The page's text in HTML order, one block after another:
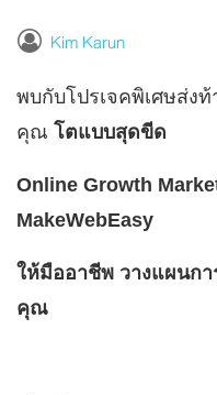
Kim Karun
พบกับโปรเจคพิเศษส่ง
คุณ โตแบบสุดขีด
Online Growth
MakeWebEasy
ให้มืออาชีพ วางแผนก
คุณ